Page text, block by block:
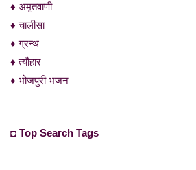
♦ अमृतवाणी
♦ चालीसा
♦ ग्रन्थ
♦ त्यौहार
♦ भोजपुरी भजन
◘ Top Search Tags